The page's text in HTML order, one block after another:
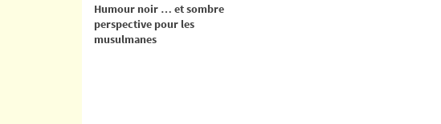
Humour noir … et sombre
perspective pour les
musulmanes